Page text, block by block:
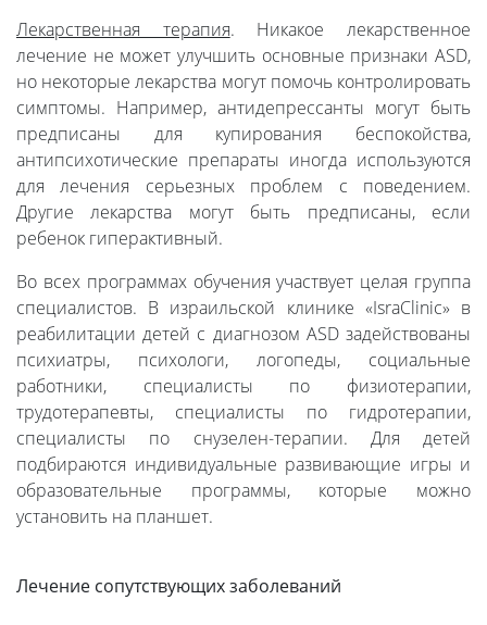
Лекарственная терапия. Никакое лекарственное
лечение не может улучшить основные признаки ASD,
но некоторые лекарства могут помочь контролировать
симптомы. Например, антидепрессанты могут быть
предписаны для купирования беспокойства,
антипсихотические препараты иногда используются
для лечения серьезных проблем с поведением.
Другие лекарства могут быть предписаны, если
ребенок гиперактивный.
Во всех программах обучения участвует целая группа
специалистов. В израильской клинике «IsraClinic» в
реабилитации детей с диагнозом ASD задействованы
психиатры, психологи, логопеды, социальные
работники, специалисты по физиотерапии,
трудотерапевты, специалисты по гидротерапии,
специалисты по снузелен-терапии. Для детей
подбираются индивидуальные развивающие игры и
образовательные программы, которые можно
установить на планшет.
Лечение сопутствующих заболеваний